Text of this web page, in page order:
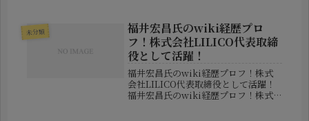
し、大きな話題となっています。報道
番組でも活躍する山本アナの突然の...
未分類
福井宏昌氏のwiki経歴プロ
フ！株式会社LILICO代表取締
役として活躍！
福井宏昌氏のwiki経歴プロフ！株式
会社LILICO代表取締役として活躍！
福井宏昌氏のwiki経歴プロフ！株式